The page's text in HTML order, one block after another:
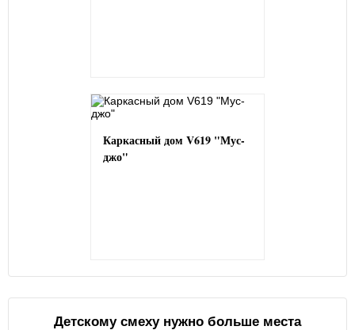
Каркасный дом V619 "Мус-
джо"
Детскому смеху нужно больше места